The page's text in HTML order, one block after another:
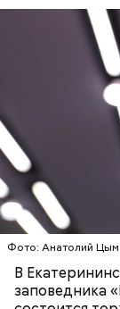
Фото: Анатолий
В
заповедника
Ингредиенты:
Ранние плоды,